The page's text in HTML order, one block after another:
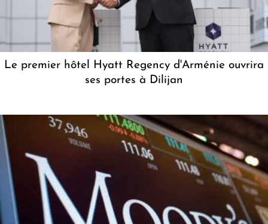
Le premier hôtel Hyatt Regency d'Arménie ouvrira
ses portes à Dilijan